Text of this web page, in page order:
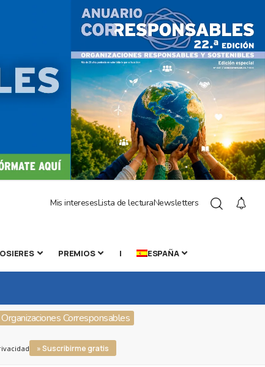
Mis interesesLista de lecturaNewsletters
PREMIOS | ESPAÑA
Corresponsables
» Suscribirme gratis